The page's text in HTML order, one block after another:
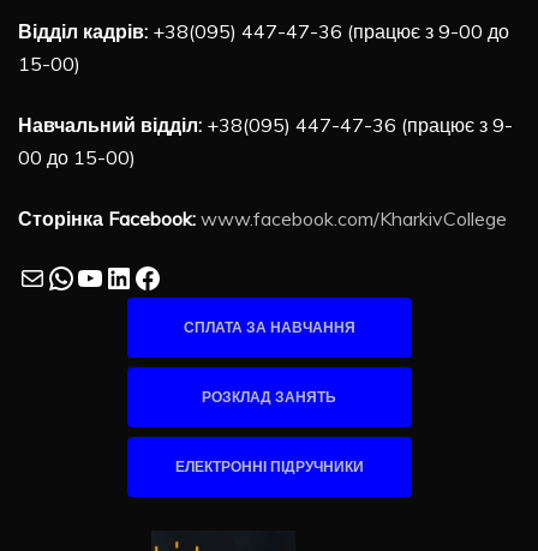
Відділ кадрів: +38(095) 447-47-36 (працює з 9-00 до
15-00)
Навчальний відділ: +38(095) 447-47-36 (працює з 9-
00 до 15-00)
Сторінка Facebook: www.facebook.com/KharkivCollege
MailWhatsApp
YouTube
LinkedIn
Facebook
СПЛАТА ЗА НАВЧАННЯ
РОЗКЛАД ЗАНЯТЬ
ЕЛЕКТРОННІ ПІДРУЧНИКИ